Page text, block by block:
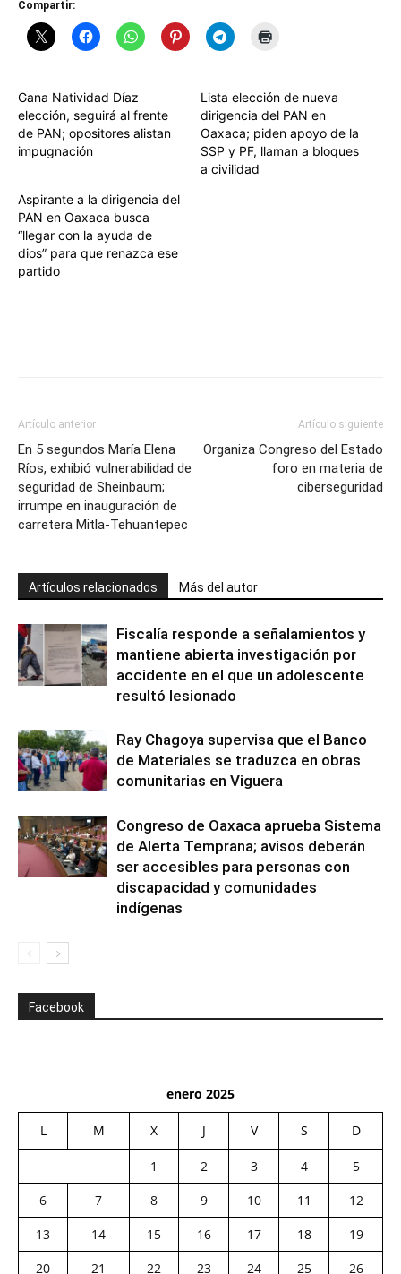
Compartir:
Gana Natividad Díaz
elección, seguirá al frente
de PAN; opositores alistan
impugnación
Lista elección de nueva
dirigencia del PAN en
Oaxaca; piden apoyo de la
SSP y PF, llaman a bloques
a civilidad
Aspirante a la dirigencia del
PAN en Oaxaca busca
“llegar con la ayuda de
dios” para que renazca ese
partido
Artículo anterior
En 5 segundos María Elena
Ríos, exhibió vulnerabilidad de
seguridad de Sheinbaum;
irrumpe en inauguración de
carretera Mitla-Tehuantepec
Artículo siguiente
Organiza Congreso del Estado
foro en materia de
ciberseguridad
Artículos relacionados Más del autor
Fiscalía responde a señalamientos y
mantiene abierta investigación por
accidente en el que un adolescente
resultó lesionado
Ray Chagoya supervisa que el Banco
de Materiales se traduzca en obras
comunitarias en Viguera
Congreso de Oaxaca aprueba Sistema
de Alerta Temprana; avisos deberán
ser accesibles para personas con
discapacidad y comunidades
indígenas
Facebook
enero 2025
L M X J V S D
1 2 3 4
5
6
7 8 9 10 11
12
13
14 15 16 17 18
19
20
21 22 23 24 25
26